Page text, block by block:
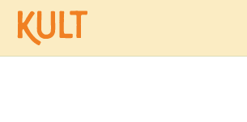
OVERSLAAN NAAR INHOUD